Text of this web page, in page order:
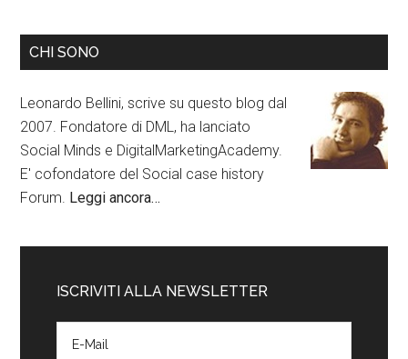
CHI SONO
Leonardo Bellini, scrive su questo blog dal
2007. Fondatore di DML, ha lanciato
Social Minds e DigitalMarketingAcademy.
E' cofondatore del Social case history
Forum. Leggi ancora…
ISCRIVITI ALLA NEWSLETTER